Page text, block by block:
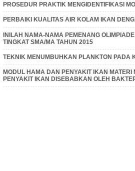
PROSEDUR PRAKTIK MENGIDENTIFIKASI
PERBAIKI KUALITAS AIR KOLAM IKAN
INILAH NAMA-NAMA PEMENANG
TINGKAT SMA/MA TAHUN 2015
TEKNIK MENUMBUHKAN PLANKTON PADA
MODUL HAMA DAN PENYAKIT IKAN MATERI
PENYAKIT IKAN DISEBABKAN OLEH